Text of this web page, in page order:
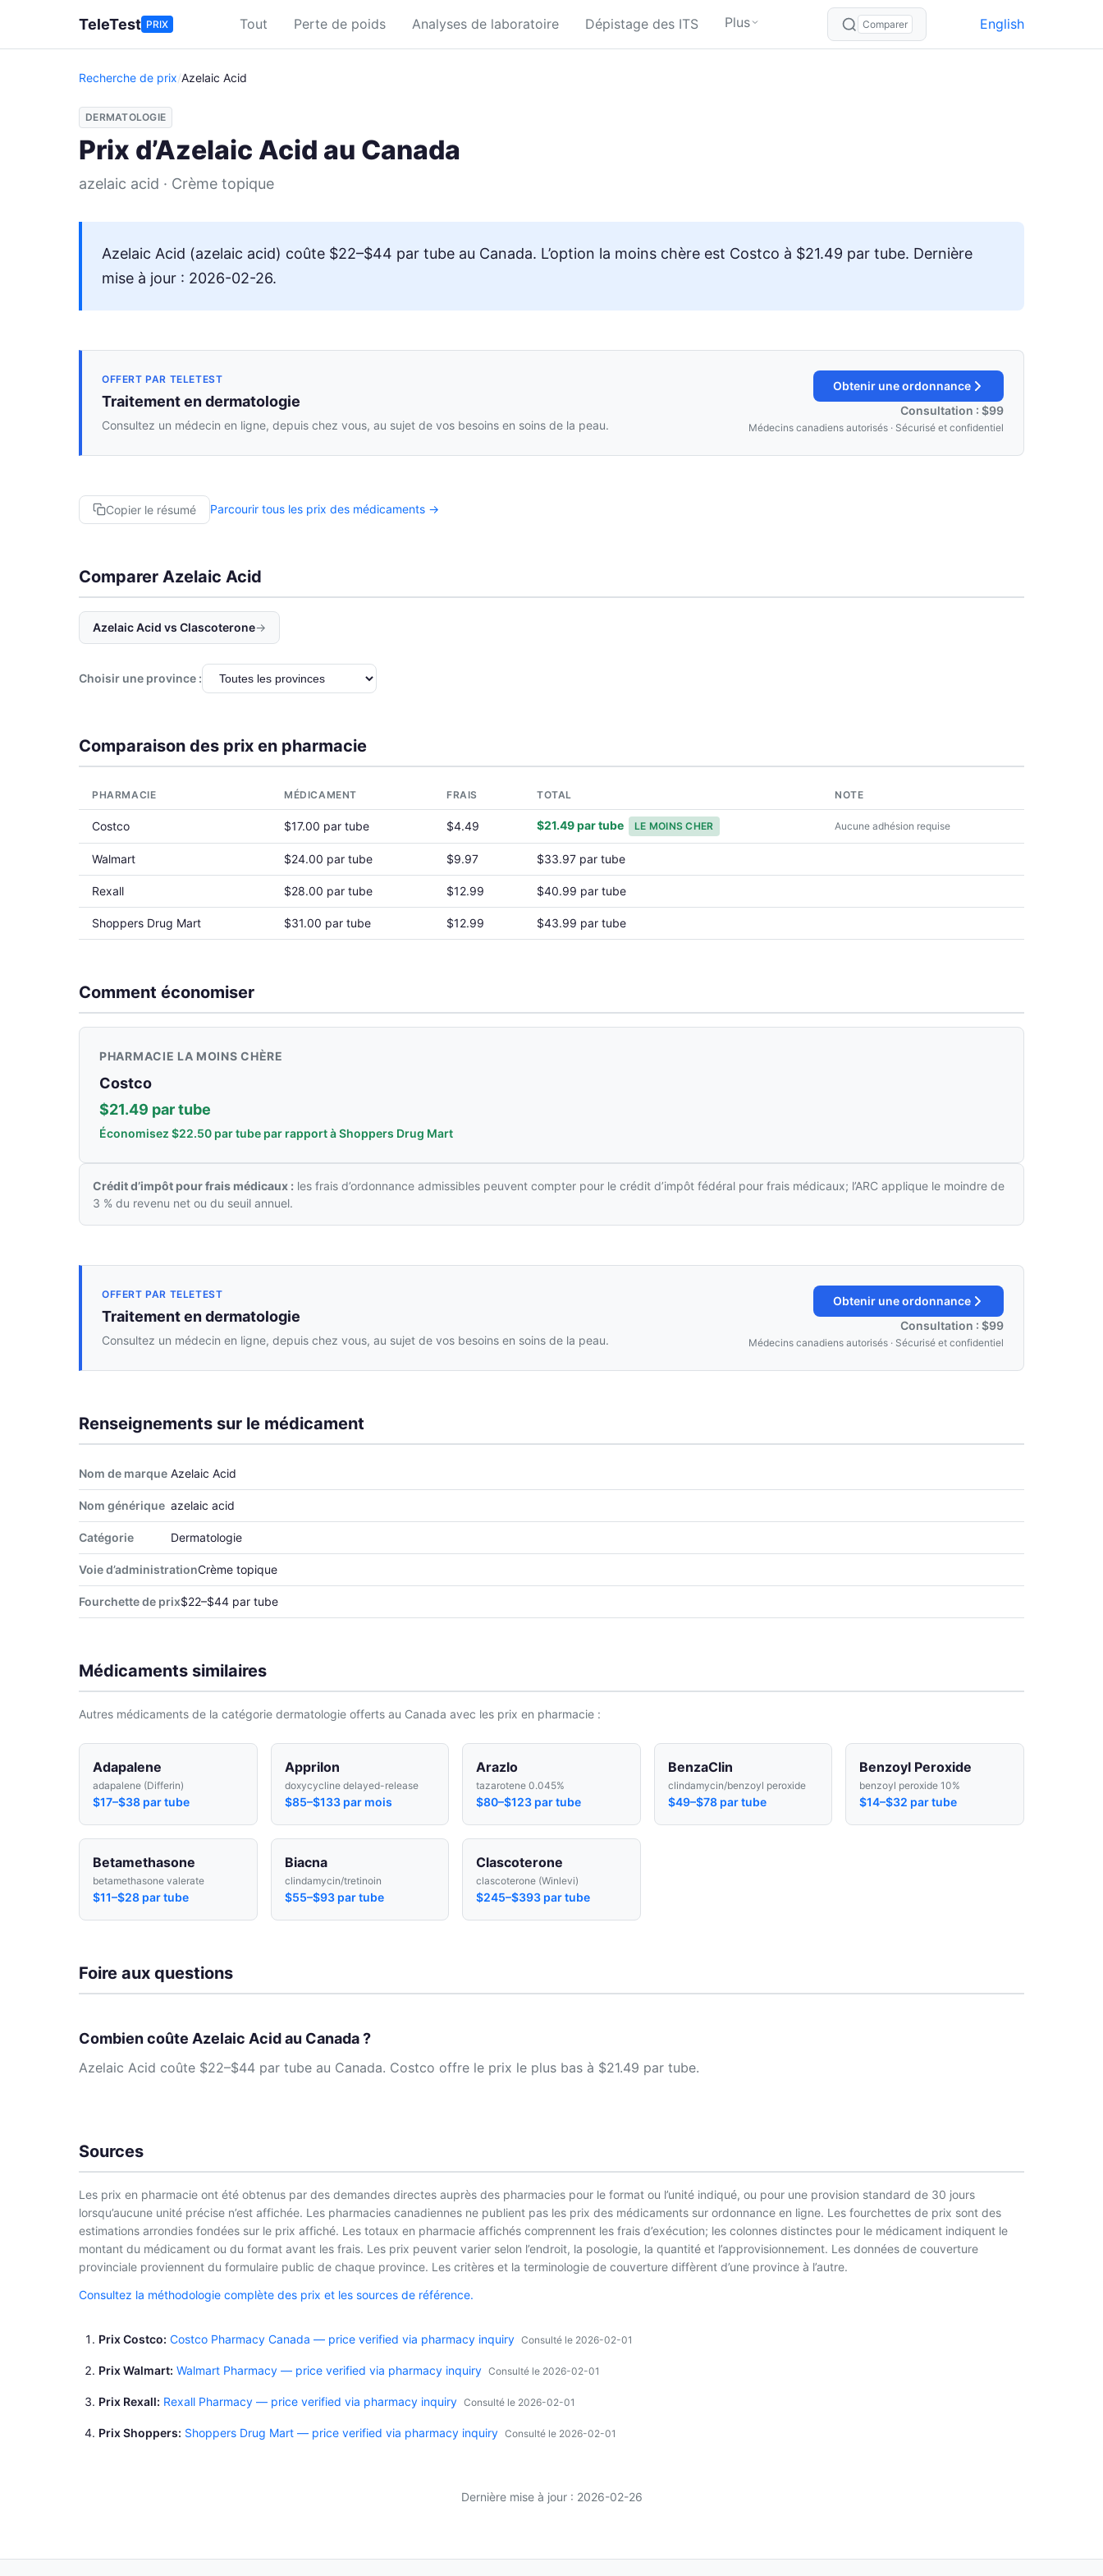
TeleTest PRIX Tout Perte de poids Analyses de laboratoire Dépistage des ITS Plus Comparer English
Recherche de prix/Azelaic Acid
DERMATOLOGIE
Prix d’Azelaic Acid au Canada
azelaic acid · Crème topique
Azelaic Acid (azelaic acid) coûte $22–$44 par tube au Canada. L’option la moins chère est Costco à $21.49 par tube. Dernière
mise à jour : 2026-02-26.
OFFERT PAR TELETEST
Traitement en dermatologie
Consultez un médecin en ligne, depuis chez vous, au sujet de vos besoins en soins de la peau.
Obtenir une ordonnance
Consultation : $99
Médecins canadiens autorisés · Sécurisé et confidentiel
Copier le résumé Parcourir tous les prix des médicaments →
Comparer Azelaic Acid
Azelaic Acid vs Clascoterone→
Choisir une province :
Comparaison des prix en pharmacie
PHARMACIE MÉDICAMENT FRAIS TOTAL NOTE
Costco $17.00 par tube $4.49 $21.49 par tube LE MOINS CHER Aucune adhésion requise
Walmart $24.00 par tube $9.97 $33.97 par tube
Rexall $28.00 par tube $12.99 $40.99 par tube
Shoppers Drug Mart $31.00 par tube $12.99 $43.99 par tube
Comment économiser
PHARMACIE LA MOINS CHÈRE
Costco
$21.49 par tube
Économisez $22.50 par tube par rapport à Shoppers Drug Mart
Crédit d’impôt pour frais médicaux : les frais d’ordonnance admissibles peuvent compter pour le crédit d’impôt fédéral pour frais médicaux; l’ARC applique le moindre de
3 % du revenu net ou du seuil annuel.
OFFERT PAR TELETEST
Traitement en dermatologie
Consultez un médecin en ligne, depuis chez vous, au sujet de vos besoins en soins de la peau.
Obtenir une ordonnance
Consultation : $99
Médecins canadiens autorisés · Sécurisé et confidentiel
Renseignements sur le médicament
Nom de marque Azelaic Acid
Nom générique azelaic acid
Catégorie Dermatologie
Voie d’administrationCrème topique
Fourchette de prix$22–$44 par tube
Médicaments similaires
Autres médicaments de la catégorie dermatologie offerts au Canada avec les prix en pharmacie :
Adapalene
adapalene (Differin)
$17–$38 par tube
Apprilon
doxycycline delayed-release
$85–$133 par mois
Arazlo
tazarotene 0.045%
$80–$123 par tube
BenzaClin
clindamycin/benzoyl peroxide
$49–$78 par tube
Benzoyl Peroxide
benzoyl peroxide 10%
$14–$32 par tube
Betamethasone
betamethasone valerate
$11–$28 par tube
Biacna
clindamycin/tretinoin
$55–$93 par tube
Clascoterone
clascoterone (Winlevi)
$245–$393 par tube
Foire aux questions
Combien coûte Azelaic Acid au Canada ?
Azelaic Acid coûte $22–$44 par tube au Canada. Costco offre le prix le plus bas à $21.49 par tube.
Sources
Les prix en pharmacie ont été obtenus par des demandes directes auprès des pharmacies pour le format ou l’unité indiqué, ou pour une provision standard de 30 jours
lorsqu’aucune unité précise n’est affichée. Les pharmacies canadiennes ne publient pas les prix des médicaments sur ordonnance en ligne. Les fourchettes de prix sont des
estimations arrondies fondées sur le prix affiché. Les totaux en pharmacie affichés comprennent les frais d’exécution; les colonnes distinctes pour le médicament indiquent le
montant du médicament ou du format avant les frais. Les prix peuvent varier selon l’endroit, la posologie, la quantité et l’approvisionnement. Les données de couverture
provinciale proviennent du formulaire public de chaque province. Les critères et la terminologie de couverture diffèrent d’une province à l’autre.
Consultez la méthodologie complète des prix et les sources de référence.
Prix Costco Costco Pharmacy Canada — price verified via pharmacy inquiry Consulté le 2026-02-01
Prix Walmart Walmart Pharmacy — price verified via pharmacy inquiry Consulté le 2026-02-01
Prix Rexall Rexall Pharmacy — price verified via pharmacy inquiry Consulté le 2026-02-01
Prix Shoppers Shoppers Drug Mart — price verified via pharmacy inquiry Consulté le 2026-02-01
Dernière mise à jour : 2026-02-26